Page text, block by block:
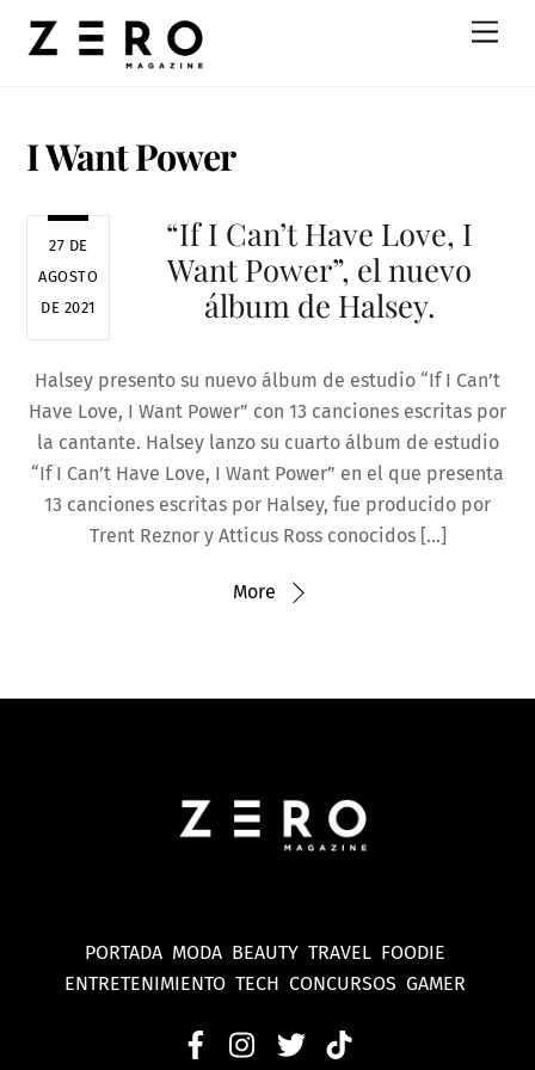
I Want Power
27 DE
AGOSTO
DE 2021
“If I Can’t Have Love, I
Want Power”, el nuevo
álbum de Halsey.
Halsey presento su nuevo álbum de estudio “If I Can’t
Have Love, I Want Power” con 13 canciones escritas por
la cantante. Halsey lanzo su cuarto álbum de estudio
“If I Can’t Have Love, I Want Power” en el que presenta
13 canciones escritas por Halsey, fue producido por
Trent Reznor y Atticus Ross conocidos […]
More
PORTADA MODA BEAUTY TRAVEL FOODIE
ENTRETENIMIENTO TECH CONCURSOS GAMER